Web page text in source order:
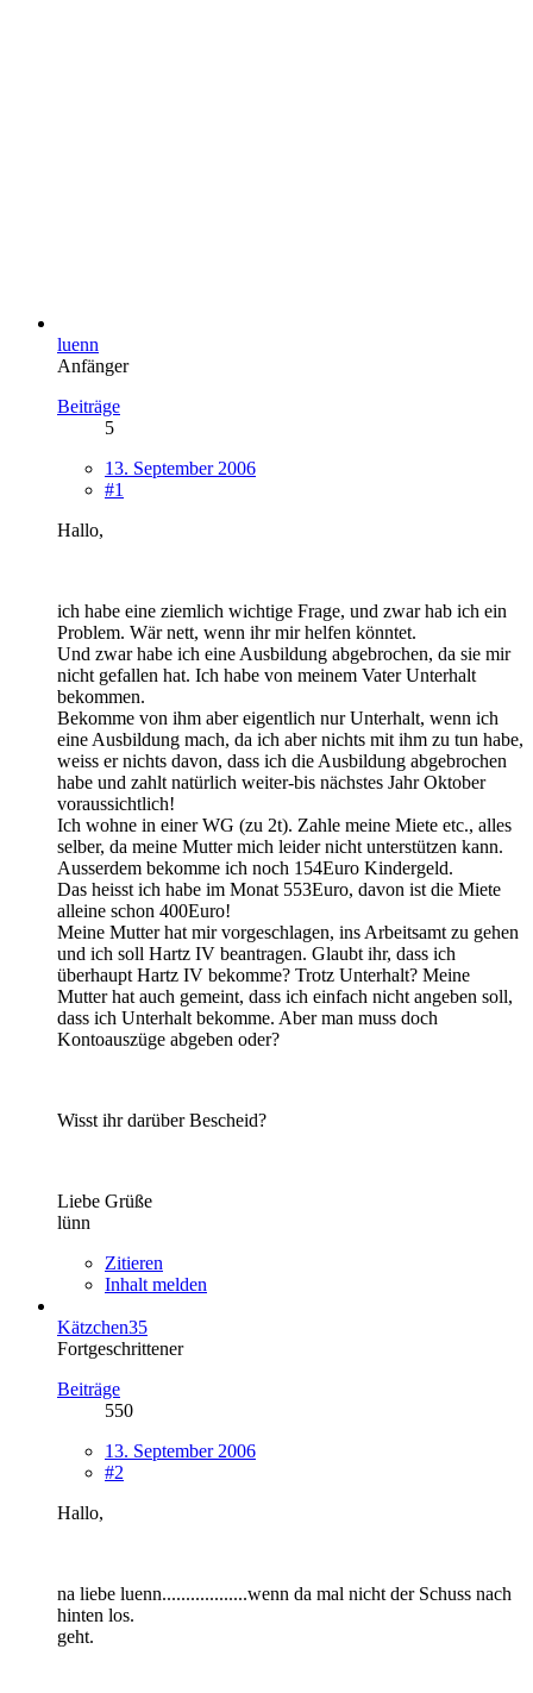
luenn
Anfänger
Beiträge
5
13. September 2006
#1
Hallo,
ich habe eine ziemlich wichtige Frage, und zwar hab ich ein
Problem. Wär nett, wenn ihr mir helfen könntet.
Und zwar habe ich eine Ausbildung abgebrochen, da sie mir
nicht gefallen hat. Ich habe von meinem Vater Unterhalt
bekommen.
Bekomme von ihm aber eigentlich nur Unterhalt, wenn ich
eine Ausbildung mach, da ich aber nichts mit ihm zu tun habe,
weiss er nichts davon, dass ich die Ausbildung abgebrochen
habe und zahlt natürlich weiter-bis nächstes Jahr Oktober
voraussichtlich!
Ich wohne in einer WG (zu 2t). Zahle meine Miete etc., alles
selber, da meine Mutter mich leider nicht unterstützen kann.
Ausserdem bekomme ich noch 154Euro Kindergeld.
Das heisst ich habe im Monat 553Euro, davon ist die Miete
alleine schon 400Euro!
Meine Mutter hat mir vorgeschlagen, ins Arbeitsamt zu gehen
und ich soll Hartz IV beantragen. Glaubt ihr, dass ich
überhaupt Hartz IV bekomme? Trotz Unterhalt? Meine
Mutter hat auch gemeint, dass ich einfach nicht angeben soll,
dass ich Unterhalt bekomme. Aber man muss doch
Kontoauszüge abgeben oder?
Wisst ihr darüber Bescheid?
Liebe Grüße
lünn
Zitieren
Inhalt melden
Kätzchen35
Fortgeschrittener
Beiträge
550
13. September 2006
#2
Hallo,
na liebe luenn..................wenn da mal nicht der Schuss nach
hinten los.
geht.